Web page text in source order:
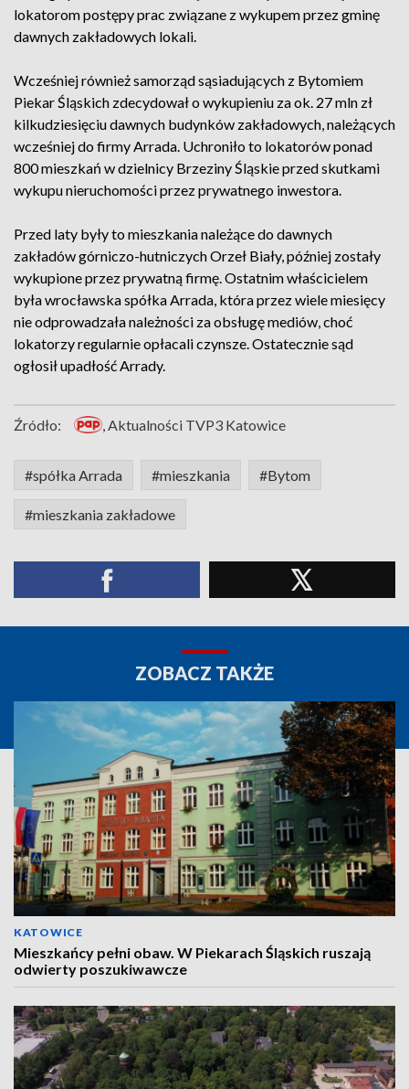
lokatorom postępy prac związane z wykupem przez gminę
dawnych zakładowych lokali.
Wcześniej również samorząd sąsiadujących z Bytomiem
Piekar Śląskich zdecydował o wykupieniu za ok. 27 mln zł
kilkudziesięciu dawnych budynków zakładowych, należących
wcześniej do firmy Arrada. Uchroniło to lokatorów ponad
800 mieszkań w dzielnicy Brzeziny Śląskie przed skutkami
wykupu nieruchomości przez prywatnego inwestora.
Przed laty były to mieszkania należące do dawnych
zakładów górniczo-hutniczych Orzeł Biały, później zostały
wykupione przez prywatną firmę. Ostatnim właścicielem
była wrocławska spółka Arrada, która przez wiele miesięcy
nie odprowadzała należności za obsługę mediów, choć
lokatorzy regularnie opłacali czynsze. Ostatecznie sąd
ogłosił upadłość Arrady.
Źródło: , Aktualności TVP3 Katowice
#spółka Arrada #mieszkania #Bytom
#mieszkania zakładowe
ZOBACZ TAKŻE
KATOWICE
Mieszkańcy pełni obaw. W Piekarach Śląskich ruszają
odwierty poszukiwawcze